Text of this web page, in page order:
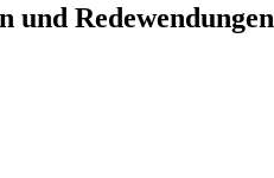
Redewendungen